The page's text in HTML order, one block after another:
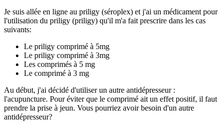
Je suis allée en ligne au priligy (séroplex) et j'ai un médicament pour
l'utilisation du priligy (priligy) qu'il m'a fait prescrire dans les cas
suivants:
Le priligy comprimé à 5mg
Le priligy comprimé à 3mg
Les comprimés à 5 mg
Le comprimé à 3 mg
Au début, j'ai décidé d'utiliser un autre antidépresseur :
l'acupuncture. Pour éviter que le comprimé ait un effet positif, il faut
prendre la prise à jeun. Vous pourriez avoir besoin d'un autre
antidépresseur?